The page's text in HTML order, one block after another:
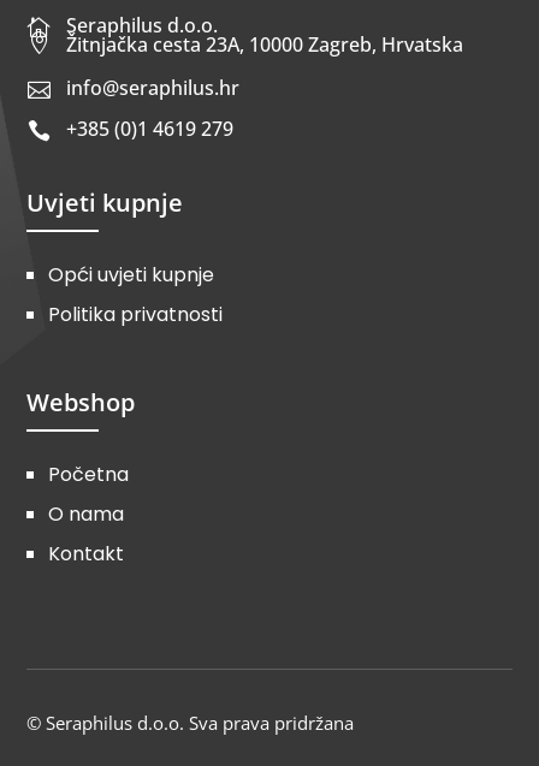
 Seraphilus d.o.o.
 Žitnjačka cesta 23A, 10000 Zagreb, Hrvatska
 info@seraphilus.hr
 +385 (0)1 4619 279
Uvjeti kupnje
Opći uvjeti kupnje
Politika privatnosti
Webshop
Početna
O nama
Kontakt
© Seraphilus d.o.o. Sva prava pridržana